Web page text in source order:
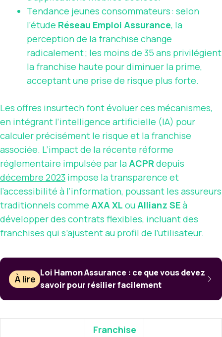
Tendance jeunes consommateurs : selon
l’étude Réseau Emploi Assurance, la
perception de la franchise change
radicalement ; les moins de 35 ans privilégient
la franchise haute pour diminuer la prime,
acceptant une prise de risque plus forte.
Les offres insurtech font évoluer ces mécanismes,
en intégrant l’intelligence artificielle (IA) pour
calculer précisément le risque et la franchise
associée. L’impact de la récente réforme
réglementaire impulsée par laACPR depuis
décembre 2023 impose la transparence et
l’accessibilité à l’information, poussant les assureurs
traditionnels comme AXA XL ouAllianz SEà
développer des contrats flexibles, incluant des
franchises qui s’ajustent au profil de l’utilisateur.
À lire
Loi Hamon Assurance : ce que vous devez
savoir pour résilier facilement
Franchise